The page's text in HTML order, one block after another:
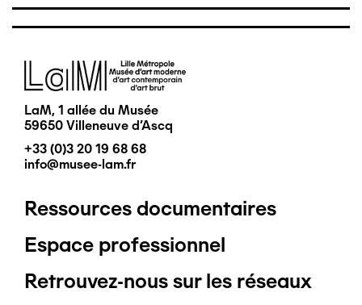
Image
LaM, 1 allée du Musée
59650 Villeneuve d'Ascq
+33 (0)3 20 19 68 68
info@musee-lam.fr
Pied
de
page
Ressources documentaires
Espace professionnel
Retrouvez-nous sur les réseaux